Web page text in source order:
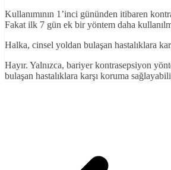
Kullanımının 1’inci gününden itibaren
Fakat ilk 7 gün ek bir yöntem daha
Halka, cinsel yoldan bulaşan hastalıklara
Hayır. Yalnızca, bariyer kontrasepsiyon
bulaşan hastalıklara karşı koruma